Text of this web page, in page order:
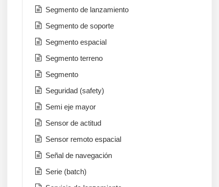
Segmento de lanzamiento
Segmento de soporte
Segmento espacial
Segmento terreno
Segmento
Seguridad (safety)
Semi eje mayor
Sensor de actitud
Sensor remoto espacial
Señal de navegación
Serie (batch)